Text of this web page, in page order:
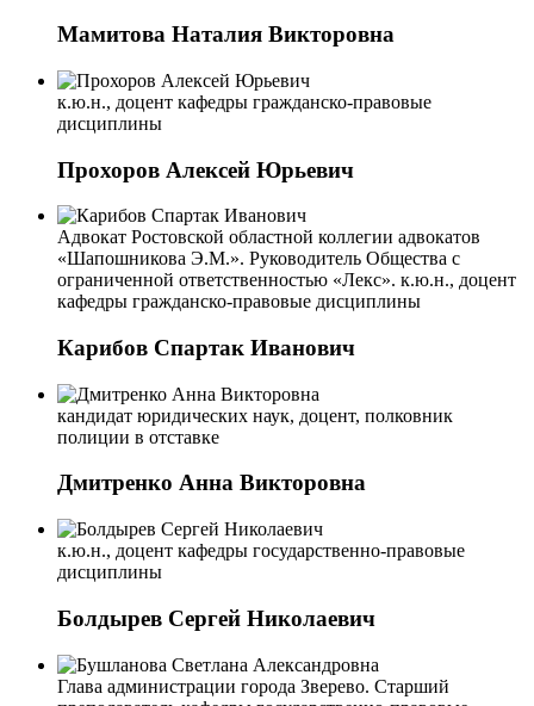
Мамитова Наталия Викторовна
к.ю.н., доцент кафедры гражданско-правовые
дисциплины
Прохоров Алексей Юрьевич
Адвокат Ростовской областной коллегии адвокатов
«Шапошникова Э.М.». Руководитель Общества с
ограниченной ответственностью «Лекс». к.ю.н., доцент
кафедры гражданско-правовые дисциплины
Карибов Спартак Иванович
кандидат юридических наук, доцент, полковник
полиции в отставке
Дмитренко Анна Викторовна
к.ю.н., доцент кафедры государственно-правовые
дисциплины
Болдырев Сергей Николаевич
Глава администрации города Зверево. Старший